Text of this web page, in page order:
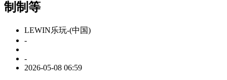
制制等
LEWIN乐玩-(中国)
-
-
2026-05-08 06:59